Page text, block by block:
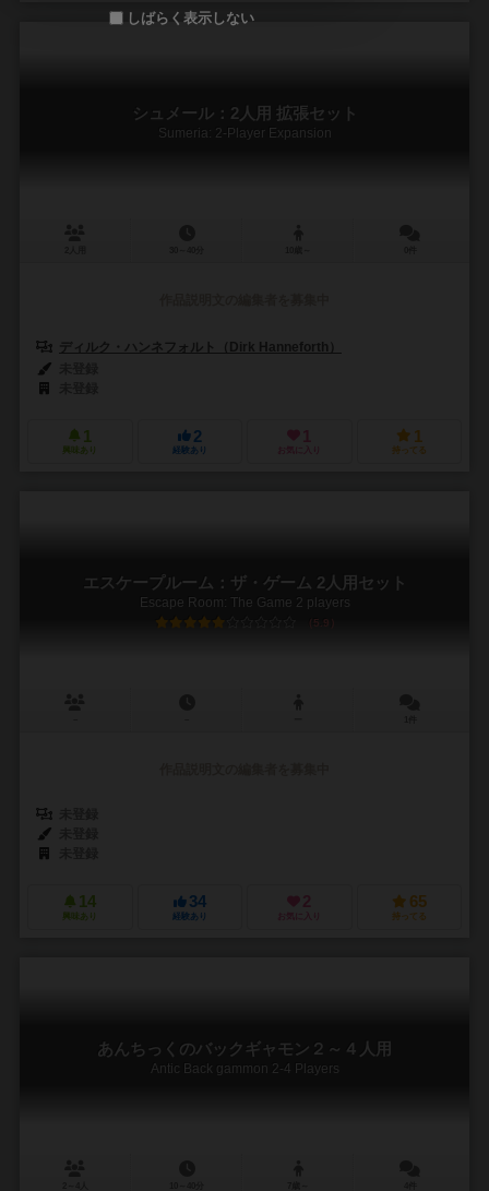
シュメール：2人用 拡張セット
Sumeria: 2-Player Expansion
ディルク・ハンネフォルト（Dirk Hanneforth）
1
興味あり
2
経験あり
1
お気に入り
1
持ってる
エスケープルーム：ザ・ゲーム 2人用セット
Escape Room: The Game 2 players
5.9
14
興味あり
34
経験あり
2
お気に入り
65
持ってる
あんちっくのバックギャモン２～４人用
Antic Back gammon 2-4 Players
しばらく表示しない